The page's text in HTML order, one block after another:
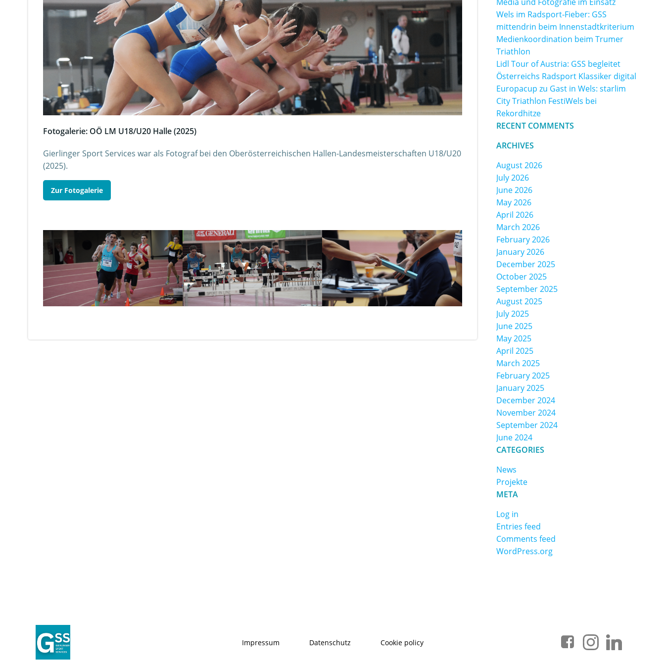
Fotogalerie: OÖ LM U18/U20 Halle (2025)
Gierlinger Sport Services war als Fotograf bei den Oberösterreichischen Hallen-Landesmeisterschaften U18/U20
(2025).
Zur Fotogalerie
Wels im Radsport-Fieber: GSS
mittendrin beim Innenstadtkriterium
Medienkoordination beim Trumer
Triathlon
Lidl Tour of Austria: GSS begleitet
Österreichs Radsport Klassiker digital
Europacup zu Gast in Wels: starlim
City Triathlon FestiWels bei
Rekordhitze
RECENT COMMENTS
ARCHIVES
August 2026
July 2026
June 2026
May 2026
April 2026
March 2026
February 2026
January 2026
December 2025
October 2025
September 2025
August 2025
July 2025
June 2025
May 2025
April 2025
March 2025
February 2025
January 2025
December 2024
November 2024
September 2024
June 2024
CATEGORIES
News
Projekte
META
Log in
Entries feed
Comments feed
WordPress.org
Impressum Datenschutz Cookie policy